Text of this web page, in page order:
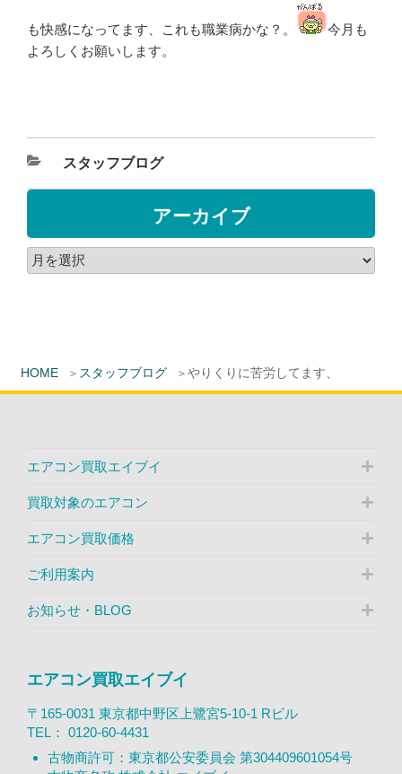
HOME スタッフブログ やりくりに苦労してます、
も快感になってます、これも職業病かな？。
今月も
よろしくお願いします。
スタッフブログ
アーカイブ
エアコン買取エイブイ
買取対象のエアコン
エアコン買取価格
ご利用案内
お知らせ・BLOG
エアコン買取エイブイ
〒165-0031 東京都中野区上鷺宮5-10-1 Rビル
TEL： 0120-60-4431
古物商許可：東京都公安委員会 第304409601054号